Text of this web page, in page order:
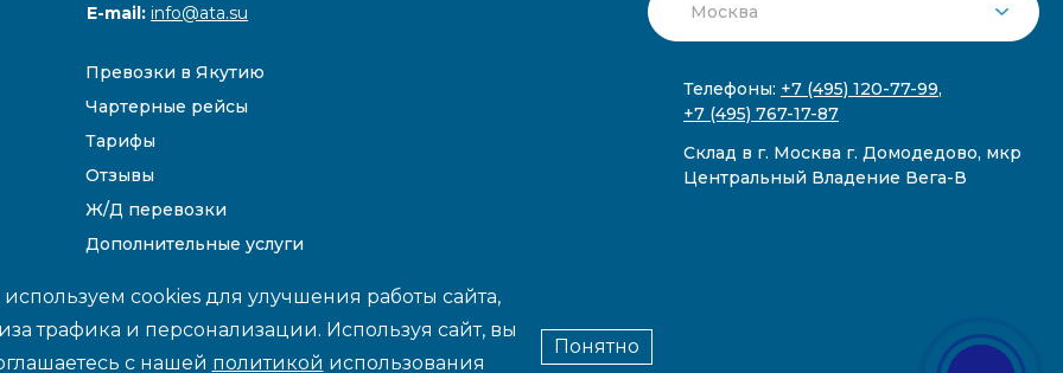
E-mail:info@ata.su
Превозки в Якутию
Чартерные рейсы
Тарифы
Отзывы
Ж/Д перевозки
Дополнительные услуги
Телефоны: +7 (495) 120-77-99,
+7 (495) 767-17-87
Склад в г. Москва г. Домодедово, мкр
Центральный Владение Вега-В
cookies для улучшения работы сайта,
трафика и персонализации. Используя сайт, вы
с нашей политикой использования
Понятно